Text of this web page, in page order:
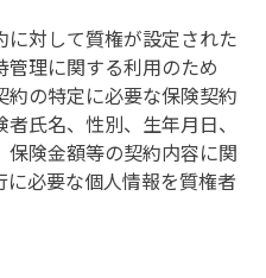
対して質権が設定された
理に関する利用のため
の特定に必要な保険契約
氏名、性別、生年月日、
険金額等の契約内容に関
必要な個人情報を質権者